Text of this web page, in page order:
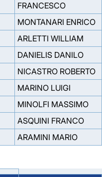
FRANCESCO
MONTANARI ENRICO
ARLETTI WILLIAM
DANIELIS DANILO
NICASTRO ROBERTO
MARINO LUIGI
MINOLFI MASSIMO
ASQUINI FRANCO
ARAMINI MARIO